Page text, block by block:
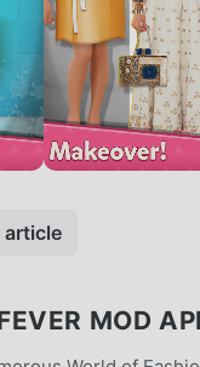
article
MOD